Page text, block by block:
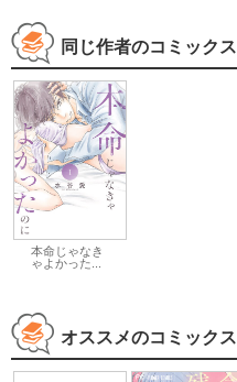
同じ作者のコミックス
本命じゃなき
ゃよかった...
オススメのコミックス